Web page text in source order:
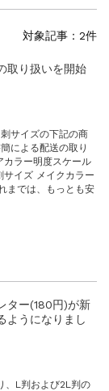
対象記事：2件
取り扱いを開始
サイズの下記の商
による配送の取り
カラー明度スケール
サイズ メイクカラー
までは、もっとも安
ター(180円)が新
ようになりまし
、L判および2L判の